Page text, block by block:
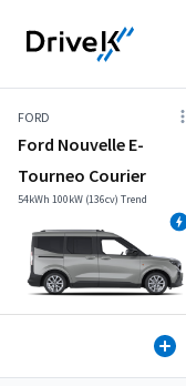
FORD
Ford Nouvelle E-
Tourneo Courier
54kWh 100kW (136cv) Trend